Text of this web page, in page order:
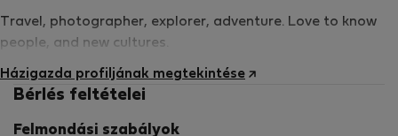
Travel, photographer, explorer, adventure. Love to know
people, and new cultures.
Házigazda profiljának megtekintése
Bérlés feltételei
Felmondási szabályok